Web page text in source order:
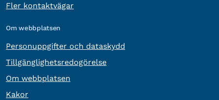
Fler kontaktvägar
Om webbplatsen
Personuppgifter och dataskydd
Tillgänglighetsredogörelse
Om webbplatsen
Kakor